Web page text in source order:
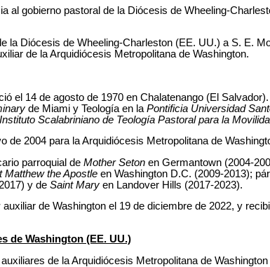
al gobierno pastoral de la Diócesis de Wheeling-
la Diócesis de Wheeling-Charleston (EE. UU.) a S. E.
de la Arquidiócesis Metropolitana de Washington.
el 14 de agosto de 1970 en Chalatenango (El
de Miami y Teología en la Pontificia Universidad
Scalabriniano de Teología Pastoral para la
de 2004 para la Arquidiócesis Metropolitana de
parroquial de Mother Seton en Germantown (2004-
Matthew the Apostle en Washington D.C. (2009-2013);
y de Saint Mary en Landover Hills (2017-2023).
de Washington el 19 de diciembre de 2022, y
de Washington (EE. UU.)
de la Arquidiócesis Metropolitana de